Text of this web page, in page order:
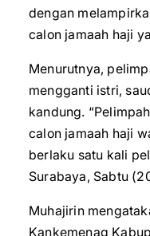
dengan
calon jamaah haji
Menurutnya,
mengganti istri,
kandung.
calon jamaah haji
berlaku satu kali
Surabaya, Sabtu
Muhajirin
Kankemenag